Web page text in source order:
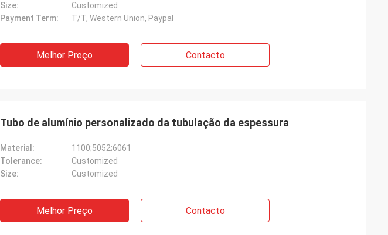
Size:
Customized
Payment Term:
T/T, Western Union, Paypal
Melhor Preço Contacto
Tubo de alumínio personalizado da tubulação da espessura
Material:
1100;5052;6061
Tolerance:
Customized
Size:
Customized
Melhor Preço Contacto